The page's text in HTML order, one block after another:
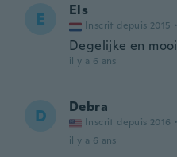
E Els
Inscrit depuis 2015 ·
Degelijke en
il y a 6 ans
D Debra
Inscrit depuis 2016 ·
il y a 6 ans